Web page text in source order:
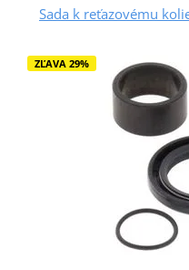
Sada k reťazovému
ZĽAVA 29%